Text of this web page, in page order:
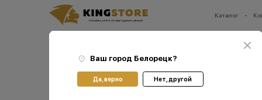
Каталог
Ваш город:
Ваш город Белорецк?
Да, верно Нет, другой
Планшеты Apple